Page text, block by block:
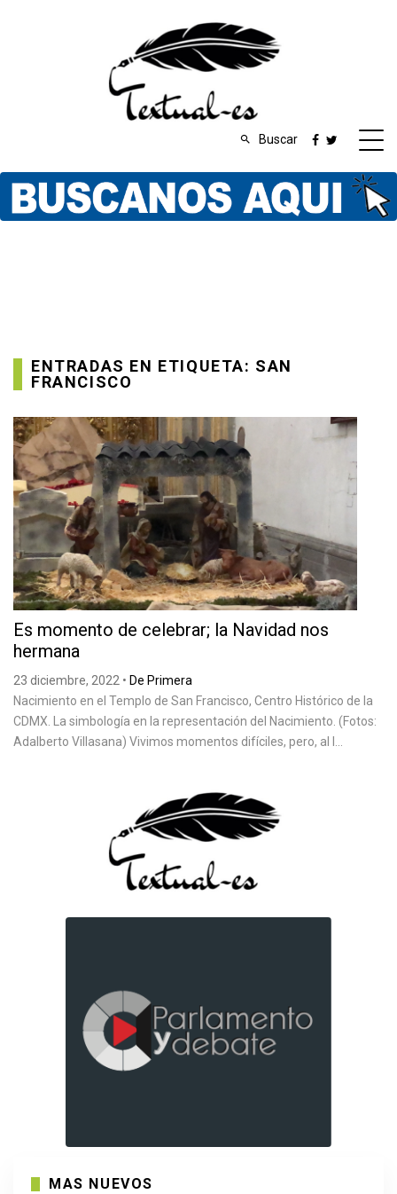
Buscar
ENTRADAS EN ETIQUETA: SAN
FRANCISCO
Es momento de celebrar; la Navidad nos
hermana
23 diciembre, 2022 • De Primera
Nacimiento en el Templo de San Francisco, Centro Histórico de la
CDMX. La simbología en la representación del Nacimiento. (Fotos:
Adalberto Villasana) Vivimos momentos difíciles, pero, al l...
MAS NUEVOS